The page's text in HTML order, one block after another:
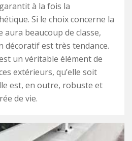
à la fois la
Si le choix concerne la
beaucoup de classe,
décoratif est très tendance.
un véritable élément de
extérieurs, qu’elle soit
est, en outre, robuste et
de vie.